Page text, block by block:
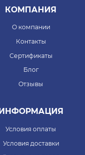
КОМПАНИЯ
О компании
Контакты
Сертификаты
Блог
Отзывы
ИНФОРМАЦИЯ
Условия оплаты
Условия доставки